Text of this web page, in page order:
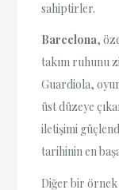
sahiptirler.
Barcelona,
takım ruhunu
Guardiola,
üst düzeye
iletişimi
tarihinin en
Diğer bir